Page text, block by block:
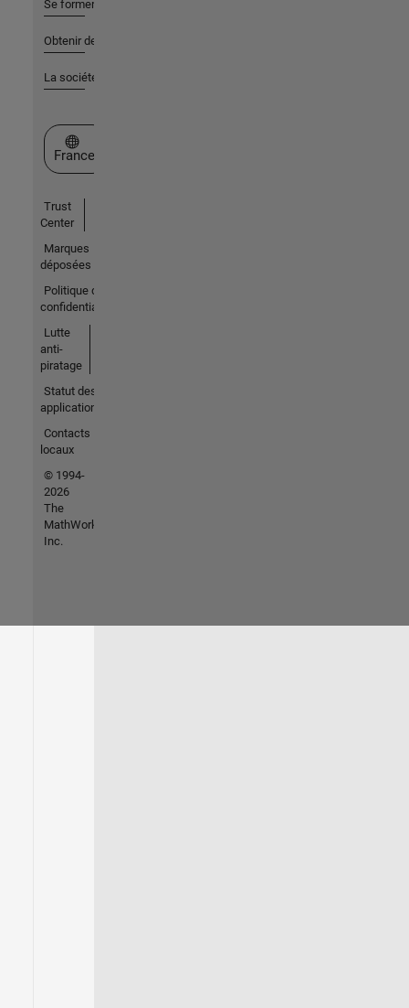
Se former
Obtenir de l'aide
La société
Sélectionner un site web
France
Trust
Center
Marques
déposées
Politique de
confidentialité
Lutte
anti-
piratage
Statut des
applications
Contacts
locaux
© 1994-
2026
The
MathWorks,
Inc.